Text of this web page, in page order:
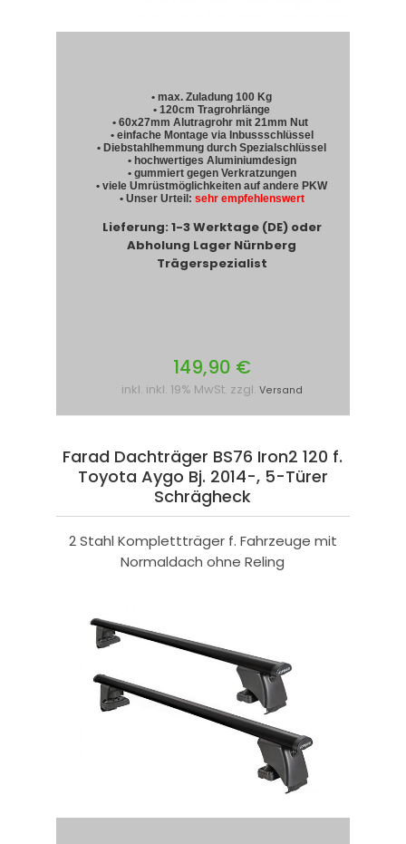
• max. Zuladung 100 Kg
• 120cm Tragrohrlänge
• 60x27mm Alutragrohr mit 21mm Nut
• einfache Montage via Inbussschlüssel
• Diebstahlhemmung durch Spezialschlüssel
• hochwertiges Aluminiumdesign
• gummiert gegen Verkratzungen
• viele Umrüstmöglichkeiten auf andere PKW
• Unser Urteil: sehr empfehlenswert
Lieferung: 1-3 Werktage (DE) oder
Abholung Lager Nürnberg
Trägerspezialist
149,90 €
inkl. inkl. 19% MwSt. zzgl. Versand
Farad Dachträger BS76 Iron2 120 f.
Toyota Aygo Bj. 2014-, 5-Türer
Schrägheck
2 Stahl Komplettträger f. Fahrzeuge mit
Normaldach ohne Reling